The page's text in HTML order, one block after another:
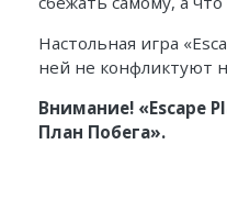
Настольная игра
ней не конфликтуют
Внимание! «Escape
План Побега».